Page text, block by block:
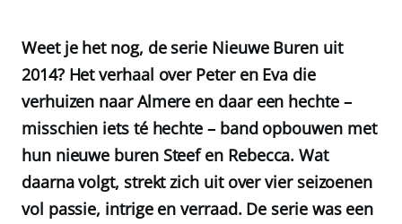
Weet je het nog, de serie Nieuwe Buren uit
2014? Het verhaal over Peter en Eva die
verhuizen naar Almere en daar een hechte –
misschien iets té hechte – band opbouwen met
hun nieuwe buren Steef en Rebecca. Wat
daarna volgt, strekt zich uit over vier seizoenen
vol passie, intrige en verraad. De serie was een